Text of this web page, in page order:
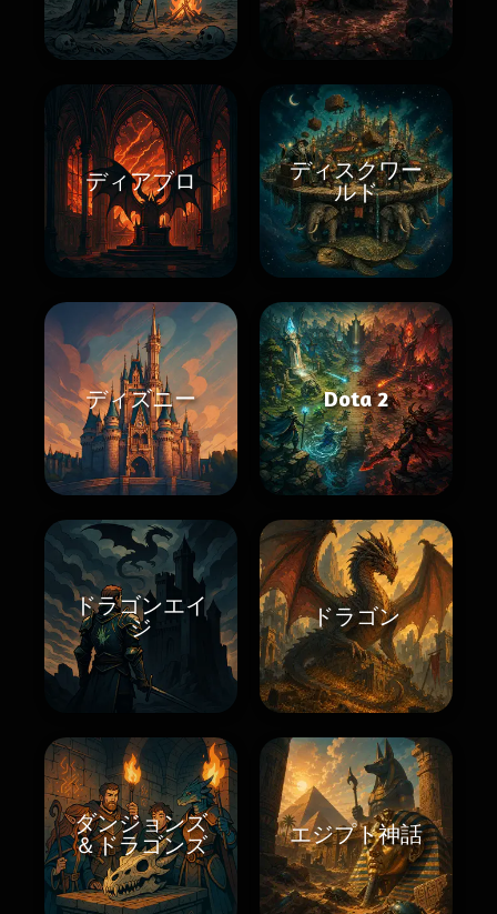
ディアブロ
ディスクワー
ルド
ディズニー Dota 2
ドラゴンエイ
ジ
ドラゴン
ダンジョンズ
＆ドラゴンズ
エジプト神話